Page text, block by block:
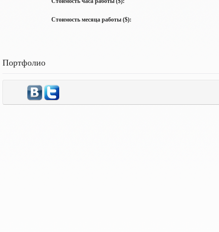
Стоимость месяца работы ($):
Портфолио